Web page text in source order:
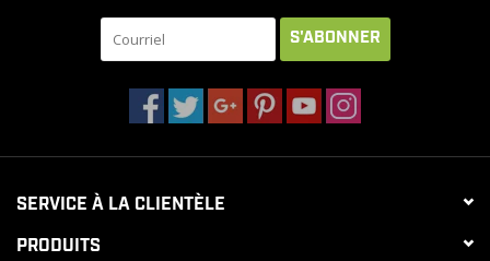
LIQUIDATION
MILCOT MILITARY
S'ABONNER
SERVICE À LA CLIENTÈLE
PRODUITS